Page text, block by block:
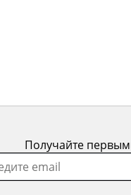
Получайте